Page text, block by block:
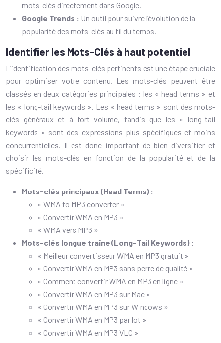
mots-clés directement dans Google.
Google Trends : Un outil pour suivre l’évolution de la
popularité des mots-clés au fil du temps.
Identifier les Mots-Clés à haut potentiel
L’identification des mots-clés pertinents est une étape cruciale
pour optimiser votre contenu. Les mots-clés peuvent être
classés en deux catégories principales : les « head terms » et
les « long-tail keywords ». Les « head terms » sont des mots-
clés généraux et à fort volume, tandis que les « long-tail
keywords » sont des expressions plus spécifiques et moins
concurrentielles. Il est donc important de bien diversifier et
choisir les mots-clés en fonction de la popularité et de la
spécificité.
Mots-clés principaux (Head Terms) :
« WMA to MP3 converter »
« Convertir WMA en MP3 »
« WMA vers MP3 »
Mots-clés longue traîne (Long-Tail Keywords) :
« Meilleur convertisseur WMA en MP3 gratuit »
« Convertir WMA en MP3 sans perte de qualité »
« Comment convertir WMA en MP3 en ligne »
« Convertir WMA en MP3 sur Mac »
« Convertir WMA en MP3 sur Windows »
« Convertir WMA en MP3 par lot »
« Convertir WMA en MP3 VLC »